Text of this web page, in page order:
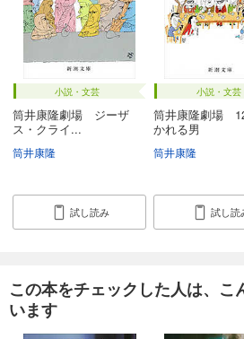
小説・文芸
筒井康隆劇場 ジーザ
ス・クライ...
筒井康隆
試し読み
小説・文芸
筒井康隆劇場
かれる男
筒井康隆
試し読
この本をチェックした人は、こ
います